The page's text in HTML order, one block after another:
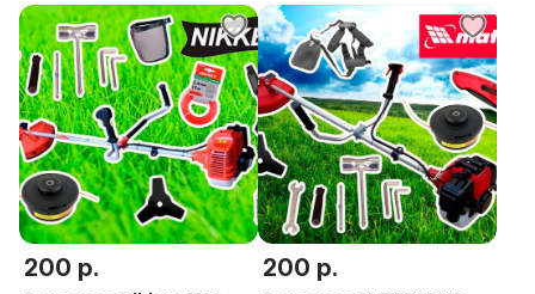
200 р. 200 р.